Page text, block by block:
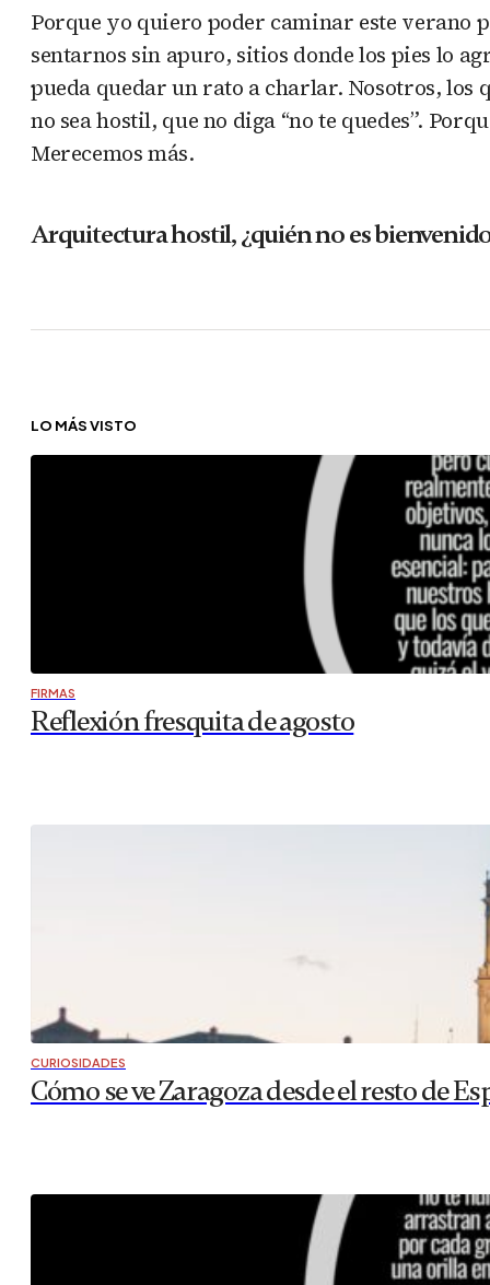
Porque yo quiero poder caminar este verano
sentarnos sin apuro, sitios donde los pies lo
pueda quedar un rato a charlar. Nosotros, los
no sea hostil, que no diga “no te quedes”.
Merecemos más.
Arquitectura hostil, ¿quién no es
LO MÁS VISTO
FIRMAS
Reflexión fresquita de agosto
CURIOSIDADES
Cómo se ve Zaragoza desde el resto de